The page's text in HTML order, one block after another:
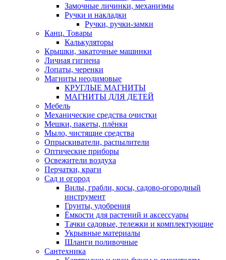
Замочные личинки, механизмы
Ручки и накладки
Ручки, ручки-замки
Канц. Товары
Калькуляторы
Крышки, закаточные машинки
Личная гигиена
Лопаты, черенки
Магниты неодимовые
КРУГЛЫЕ МАГНИТЫ
МАГНИТЫ ДЛЯ ДЕТЕЙ
Мебель
Механические средства очистки
Мешки, пакеты, плёнки
Мыло, чистящие средства
Опрыскиватели, распылители
Оптические приборы
Освежители воздуха
Перчатки, краги
Сад и огород
Вилы, грабли, косы, садово-огородный
инструмент
Грунты, удобрения
Ёмкости для растений и аксессуары
Тачки садовые, тележки и комплектующие
Укрывные материалы
Шланги поливочные
Сантехника